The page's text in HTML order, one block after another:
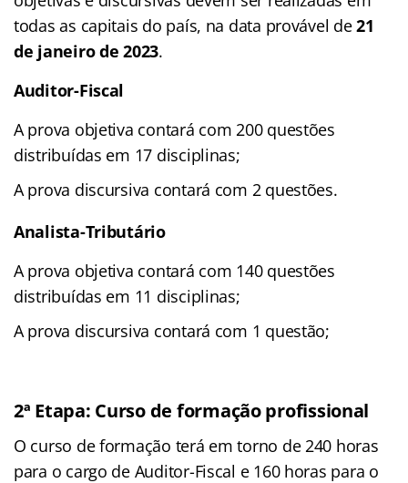
todas as capitais do país, na data provável de21
de janeiro de 2023.
Auditor-Fiscal
A prova objetiva contará com 200 questões
distribuídas em 17 disciplinas;
A prova discursiva contará com 2 questões.
Analista-Tributário
A prova objetiva contará com 140 questões
distribuídas em 11 disciplinas;
A prova discursiva contará com 1 questão;
2ª Etapa: Curso de formação profissional
O curso de formação terá em torno de 240 horas
para o cargo de Auditor-Fiscal e 160 horas para o